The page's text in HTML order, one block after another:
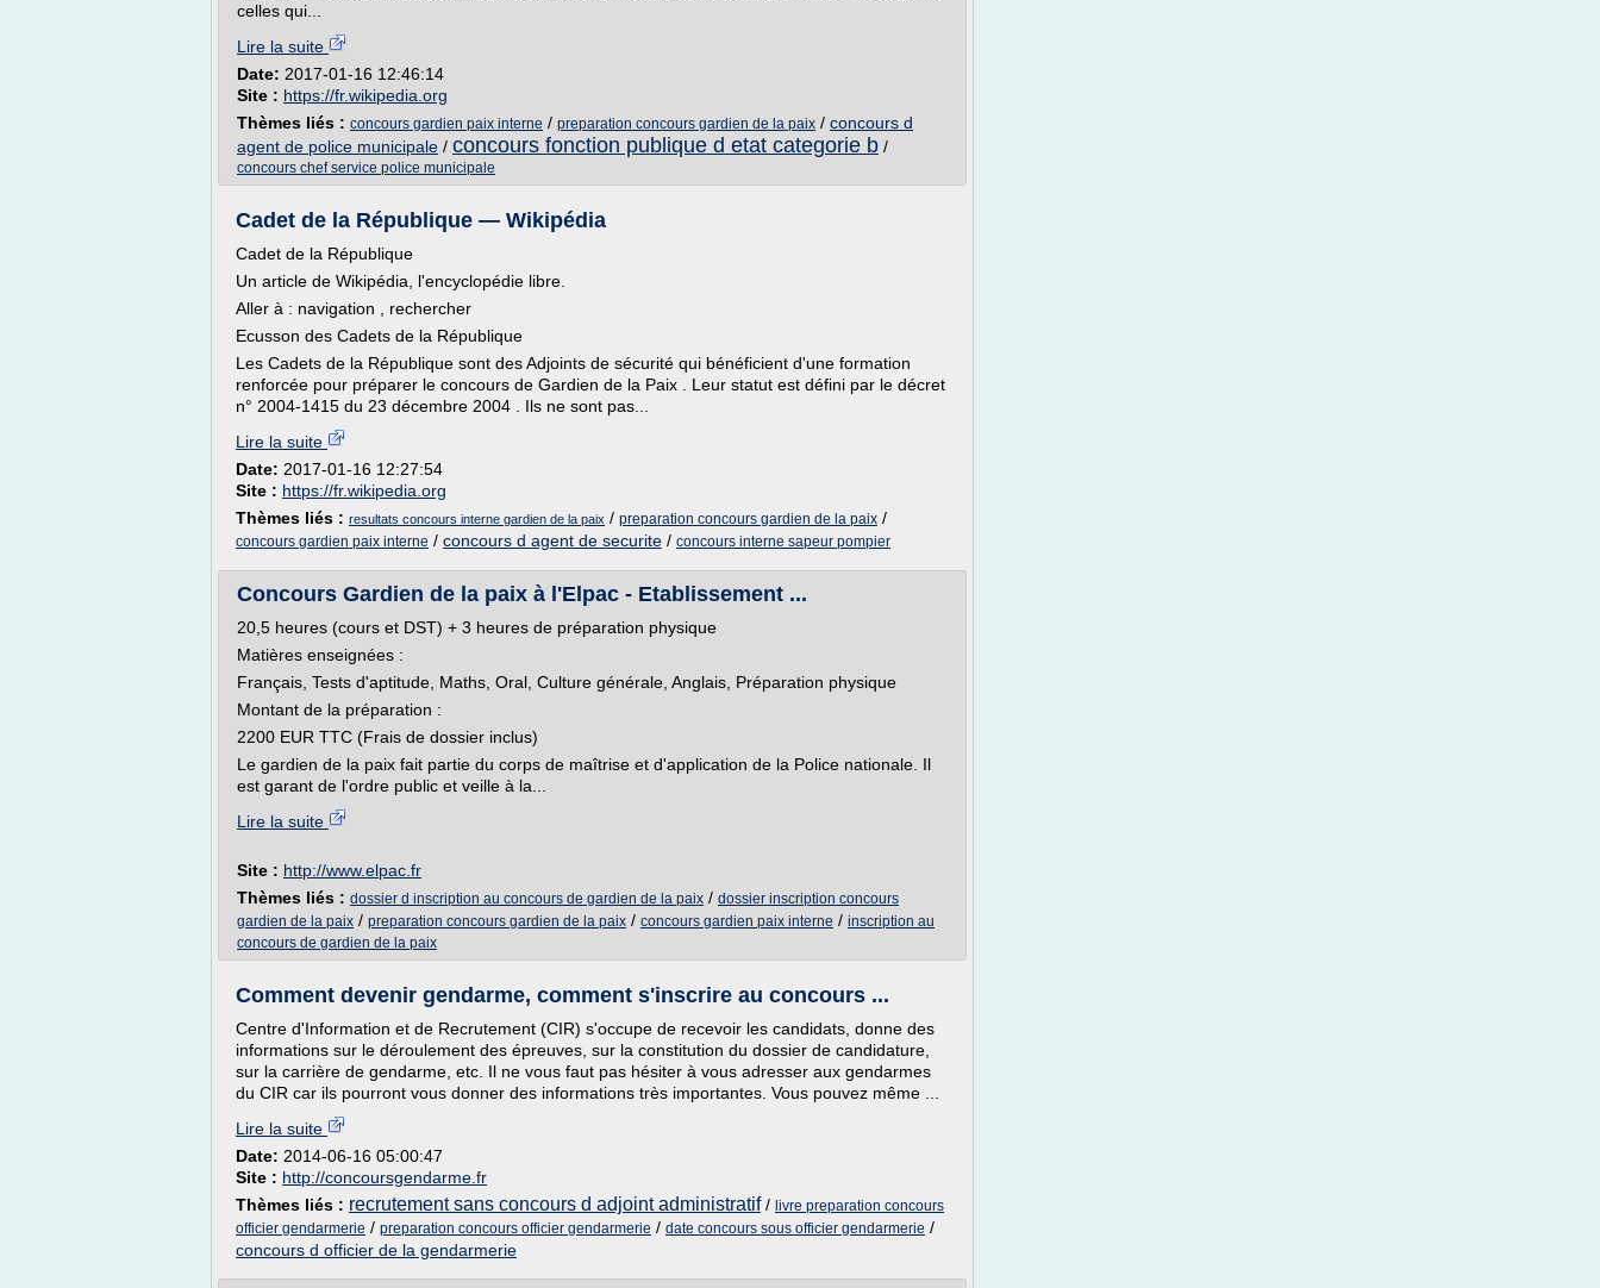
celles qui...
Lire la suite
Date: 2017-01-16 12:46:14
Site : https://fr.wikipedia.org
Thèmes liés : concours gardien paix interne / preparation concours gardien de la paix / concours d
agent de police municipale / concours fonction publique d etat categorie b /
concours chef service police municipale
Cadet de la République — Wikipédia
Cadet de la République
Un article de Wikipédia, l'encyclopédie libre.
Aller à : navigation , rechercher
Ecusson des Cadets de la République
Les Cadets de la République sont des Adjoints de sécurité qui bénéficient d'une formation
renforcée pour préparer le concours de Gardien de la Paix . Leur statut est défini par le décret
n° 2004-1415 du 23 décembre 2004 . Ils ne sont pas...
Lire la suite
Date: 2017-01-16 12:27:54
Site : https://fr.wikipedia.org
Thèmes liés : resultats concours interne gardien de la paix / preparation concours gardien de la paix /
concours gardien paix interne / concours d agent de securite / concours interne sapeur pompier
Concours Gardien de la paix à l'Elpac - Etablissement ...
20,5 heures (cours et DST) + 3 heures de préparation physique
Matières enseignées :
Français, Tests d'aptitude, Maths, Oral, Culture générale, Anglais, Préparation physique
Montant de la préparation :
2200 EUR TTC (Frais de dossier inclus)
Le gardien de la paix fait partie du corps de maîtrise et d'application de la Police nationale. Il
est garant de l'ordre public et veille à la...
Lire la suite
Site : http://www.elpac.fr
Thèmes liés : dossier d inscription au concours de gardien de la paix / dossier inscription concours
gardien de la paix / preparation concours gardien de la paix / concours gardien paix interne / inscription au
concours de gardien de la paix
Comment devenir gendarme, comment s'inscrire au concours ...
Centre d'Information et de Recrutement (CIR) s'occupe de recevoir les candidats, donne des
informations sur le déroulement des épreuves, sur la constitution du dossier de candidature,
sur la carrière de gendarme, etc. Il ne vous faut pas hésiter à vous adresser aux gendarmes
du CIR car ils pourront vous donner des informations très importantes. Vous pouvez même ...
Lire la suite
Date: 2014-06-16 05:00:47
Site : http://concoursgendarme.fr
Thèmes liés : recrutement sans concours d adjoint administratif/ livre preparation concours
officier gendarmerie / preparation concours officier gendarmerie / date concours sous officier gendarmerie /
concours d officier de la gendarmerie